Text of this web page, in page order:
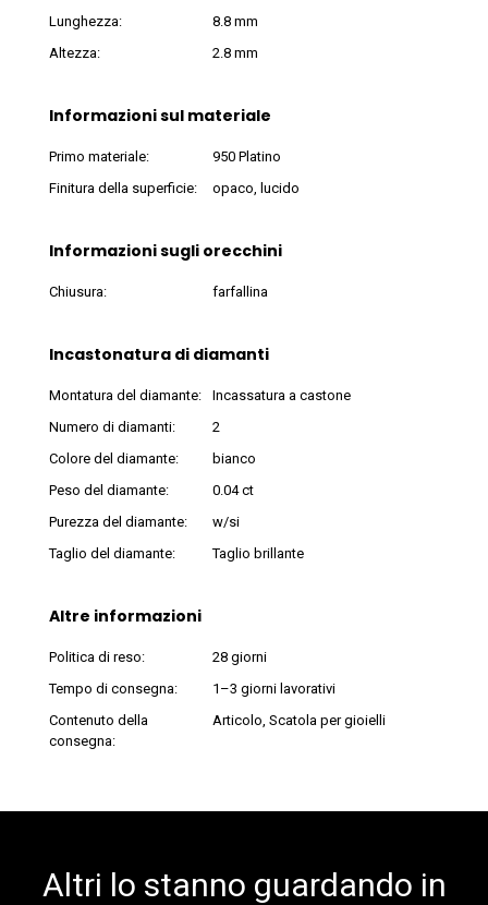
Lunghezza:
8.8 mm
Altezza:
2.8 mm
Informazioni sul materiale
Primo materiale:
950 Platino
Finitura della superficie:
opaco, lucido
Informazioni sugli orecchini
Chiusura: farfallina
Incastonatura di diamanti
Montatura del diamante:
Incassatura a castone
Numero di diamanti:
2
Colore del diamante:
bianco
Peso del diamante:
0.04 ct
Purezza del diamante:
w/si
Taglio del diamante:
Taglio brillante
Altre informazioni
Politica di reso:
28 giorni
Tempo di consegna:
1–3 giorni lavorativi
Contenuto della
consegna:
Articolo, Scatola per gioielli
Altri lo stanno guardando in